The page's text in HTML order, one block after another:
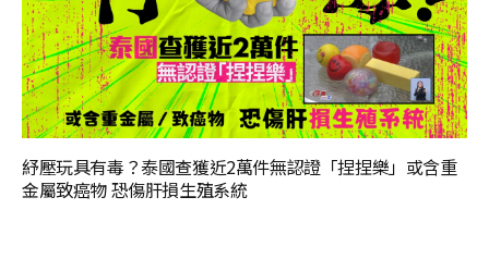
紓壓玩具有毒？泰國查獲近2萬件無認證「捏捏樂」或含重
金屬致癌物 恐傷肝損生殖系統